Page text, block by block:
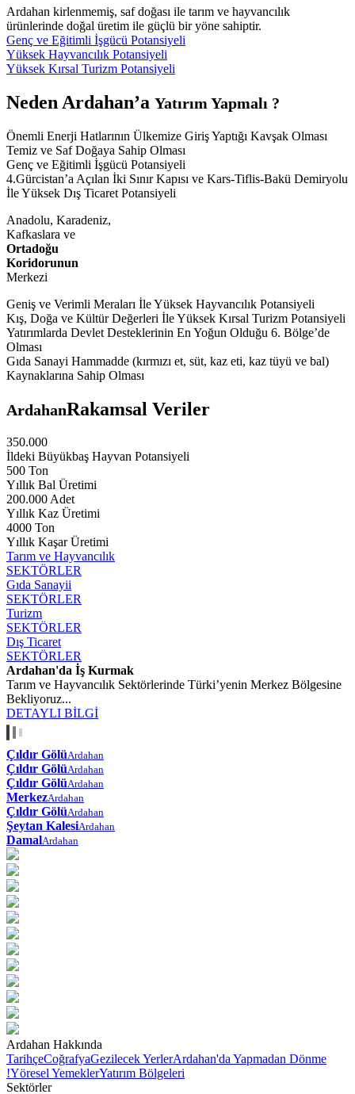
Ardahan kirlenmemiş, saf doğası ile tarım ve hayvancılık
ürünlerinde doğal üretim ile güçlü bir yöne sahiptir.
Genç ve Eğitimli İşgücü Potansiyeli
Yüksek Hayvancılık Potansiyeli
Yüksek Kırsal Turizm Potansiyeli
Neden Ardahan’a Yatırım Yapmalı ?
Önemli Enerji Hatlarının Ülkemize Giriş Yaptığı Kavşak Olması
Temiz ve Saf Doğaya Sahip Olması
Genç ve Eğitimli İşgücü Potansiyeli
4.Gürcistan’a Açılan İki Sınır Kapısı ve Kars-Tiflis-Bakü Demiryolu
İle Yüksek Dış Ticaret Potansiyeli
Anadolu, Karadeniz,
Kafkaslara ve
Ortadoğu
Koridorunun
Merkezi
Geniş ve Verimli Meraları İle Yüksek Hayvancılık Potansiyeli
Kış, Doğa ve Kültür Değerleri İle Yüksek Kırsal Turizm Potansiyeli
Yatırımlarda Devlet Desteklerinin En Yoğun Olduğu 6. Bölge’de
Olması
Gıda Sanayi Hammadde (kırmızı et, süt, kaz eti, kaz tüyü ve bal)
Kaynaklarına Sahip Olması
ArdahanRakamsal Veriler
350.000
İldeki Büyükbaş Hayvan Potansiyeli
500 Ton
Yıllık Bal Üretimi
200.000 Adet
Yıllık Kaz Üretimi
4000 Ton
Yıllık Kaşar Üretimi
Tarım ve Hayvancılık
SEKTÖRLER
Gıda Sanayii
SEKTÖRLER
Turizm
SEKTÖRLER
Dış Ticaret
SEKTÖRLER
Ardahan'da İş Kurmak
Tarım ve Hayvancılık Sektörlerinde Türki’yenin Merkez Bölgesine
Bekliyoruz...
DETAYLI BİLGİ
Çıldır GölüArdahan
Çıldır GölüArdahan
Çıldır GölüArdahan
MerkezArdahan
Çıldır GölüArdahan
Şeytan KalesiArdahan
DamalArdahan
Ardahan Hakkında
TarihçeCoğrafyaGezilecek YerlerArdahan'da Yapmadan Dönme
!Yöresel YemeklerYatırım Bölgeleri
Sektörler